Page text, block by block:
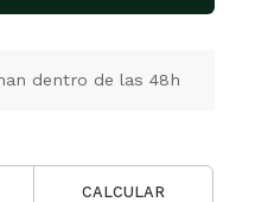
dentro de las 48h
CALCULAR